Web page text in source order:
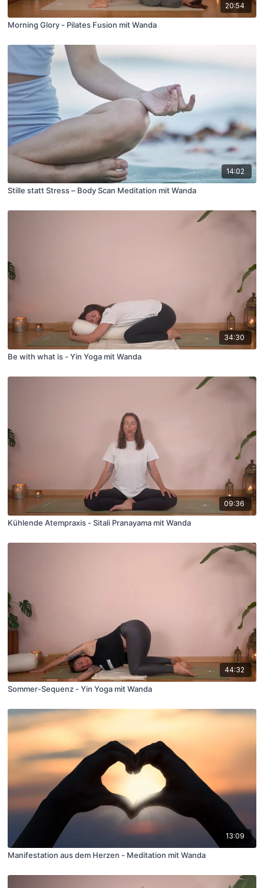
20:54
Morning Glory - Pilates Fusion mit Wanda
14:02
Stille statt Stress – Body Scan Meditation mit Wanda
34:30
Be with what is - Yin Yoga mit Wanda
09:36
Kühlende Atempraxis - Sitali Pranayama mit Wanda
44:32
Sommer-Sequenz - Yin Yoga mit Wanda
13:09
Manifestation aus dem Herzen - Meditation mit Wanda